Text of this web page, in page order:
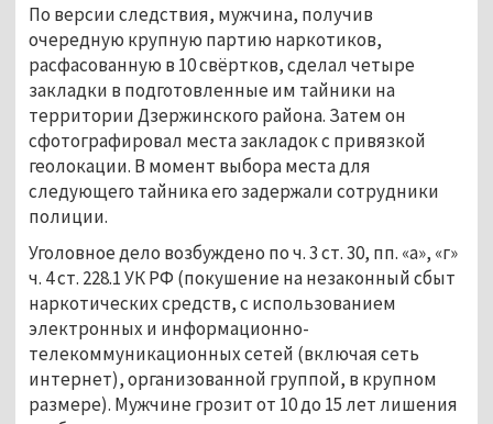
По версии следствия, мужчина, получив
очередную крупную партию наркотиков,
расфасованную в 10 свёртков, сделал четыре
закладки в подготовленные им тайники на
территории Дзержинского района. Затем он
сфотографировал места закладок с привязкой
геолокации. В момент выбора места для
следующего тайника его задержали сотрудники
полиции.
Уголовное дело возбуждено по ч. 3 ст. 30, пп. «а», «г»
ч. 4 ст. 228.1 УК РФ (покушение на незаконный сбыт
наркотических средств, с использованием
электронных и информационно-
телекоммуникационных сетей (включая сеть
интернет), организованной группой, в крупном
размере). Мужчине грозит от 10 до 15 лет лишения